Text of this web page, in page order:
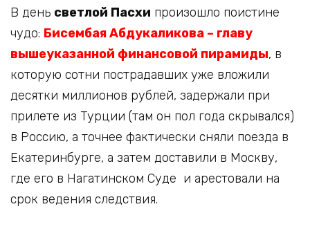
В день светлой Пасхи произошло поистине
чудо: Бисембая Абдукаликова – главу
вышеуказанной финансовой пирамиды, в
которую сотни пострадавших уже вложили
десятки миллионов рублей, задержали при
прилете из Турции (там он пол года скрывался)
в Россию, а точнее фактически сняли поезда в
Екатеринбурге, а затем доставили в Москву,
где его в Нагатинском Суде и арестовали на
срок ведения следствия.